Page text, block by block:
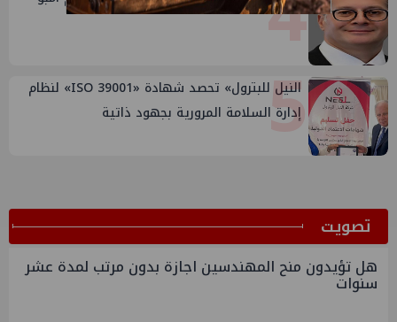
5
النيل للبترول» تحصد شهادة «ISO 39001» لنظام
إدارة السلامة المرورية بجهود ذاتية
ﺗﺼﻮﻳﺖ
هل تؤيدون منح المهندسين اجازة بدون مرتب لمدة عشر
سنوات